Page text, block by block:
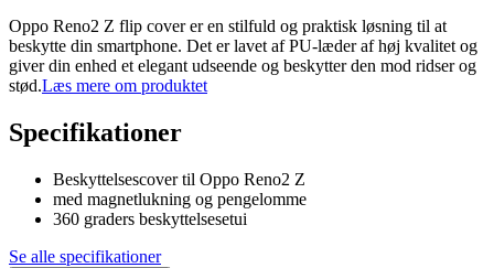
Oppo Reno2 Z flip cover er en stilfuld og praktisk løsning til at
beskytte din smartphone. Det er lavet af PU-læder af høj kvalitet og
giver din enhed et elegant udseende og beskytter den mod ridser og
stød.Læs mere om produktet
Specifikationer
Beskyttelsescover til Oppo Reno2 Z
med magnetlukning og pengelomme
360 graders beskyttelsesetui
Se alle specifikationer